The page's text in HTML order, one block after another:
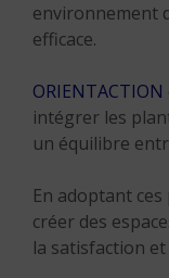
environnement
efficace.
ORIENTACTION
intégrer les
un équilibre
En adoptant
créer des
la satisfaction